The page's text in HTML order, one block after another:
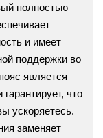
полностью
и имеет
поддержки во
является
что
ускоряетесь.
заменяет